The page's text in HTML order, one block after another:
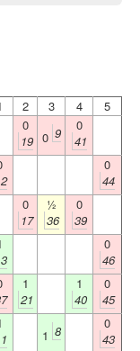
2 3 4
5
0
19 0 9
0
41
0
44
0
17
½
36
0
39
0
46
1
21
1
40
0
45
1 8
0
43